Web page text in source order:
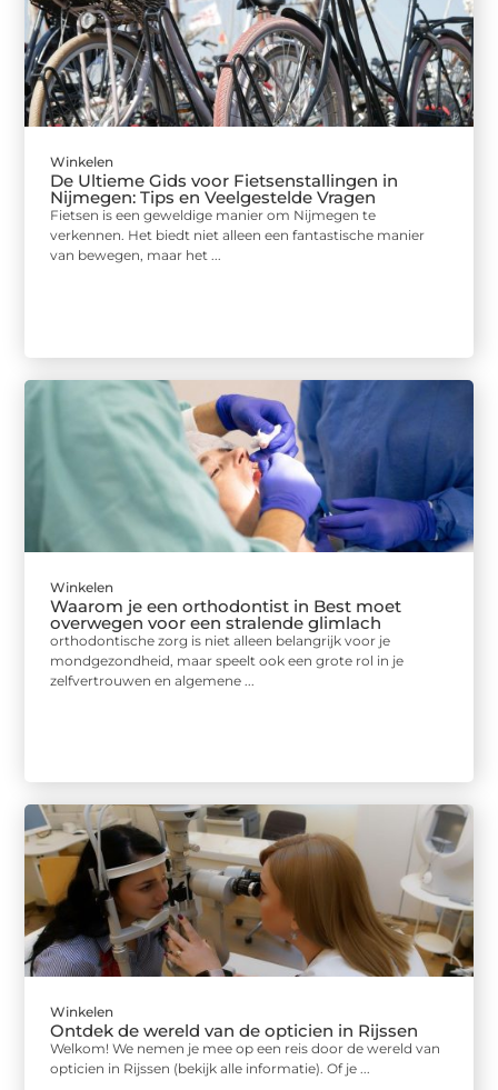
Winkelen
De Ultieme Gids voor Fietsenstallingen in
Nijmegen: Tips en Veelgestelde Vragen
Fietsen is een geweldige manier om Nijmegen te
verkennen. Het biedt niet alleen een fantastische manier
van bewegen, maar het ...
Winkelen
Waarom je een orthodontist in Best moet
overwegen voor een stralende glimlach
orthodontische zorg is niet alleen belangrijk voor je
mondgezondheid, maar speelt ook een grote rol in je
zelfvertrouwen en algemene ...
Winkelen
Ontdek de wereld van de opticien in Rijssen
Welkom! We nemen je mee op een reis door de wereld van
opticien in Rijssen (bekijk alle informatie). Of je ...